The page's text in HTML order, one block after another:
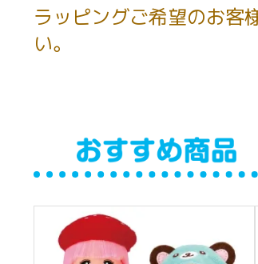
ラッピングご希望のお客
い。